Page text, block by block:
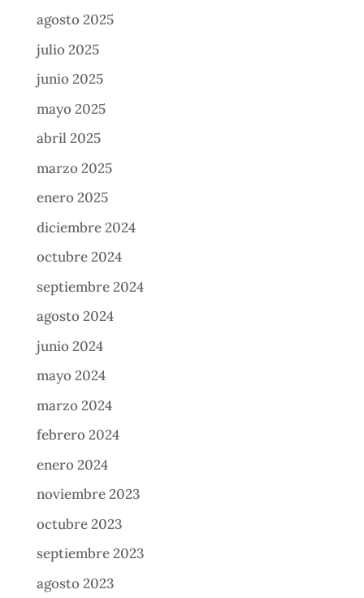
agosto 2025
julio 2025
junio 2025
mayo 2025
abril 2025
marzo 2025
enero 2025
diciembre 2024
octubre 2024
septiembre 2024
agosto 2024
junio 2024
mayo 2024
marzo 2024
febrero 2024
enero 2024
noviembre 2023
octubre 2023
septiembre 2023
agosto 2023